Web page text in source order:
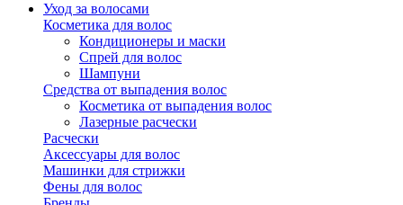
Уход за волосами
Косметика для волос
Кондиционеры и маски
Спрей для волос
Шампуни
Средства от выпадения волос
Косметика от выпадения волос
Лазерные расчески
Расчески
Аксессуары для волос
Машинки для стрижки
Фены для волос